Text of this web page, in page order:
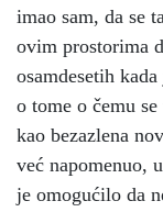
imao sam, da se
ovim prostorima
osamdesetih
o tome o čemu
kao bezazlena
već napomenuo,
je omogućilo da